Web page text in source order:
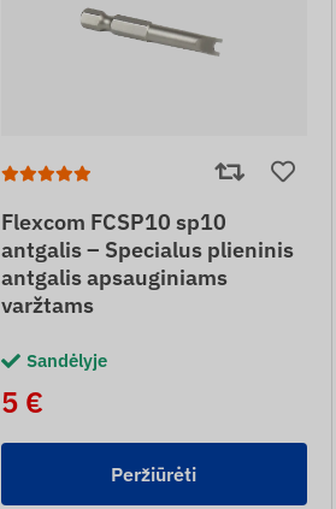
Flexcom FCSP10 sp10
antgalis – Specialus plieninis
antgalis apsauginiams
varžtams
Sandėlyje
5 €
Peržiūrėti